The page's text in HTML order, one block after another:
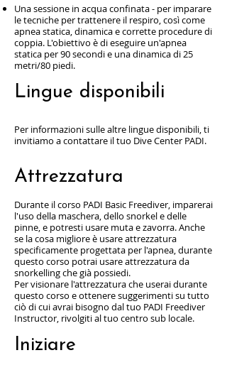
Una sessione in acqua confinata - per imparare
le tecniche per trattenere il respiro, così come
apnea statica, dinamica e corrette procedure di
coppia. L'obiettivo è di eseguire un'apnea
statica per 90 secondi e una dinamica di 25
metri/80 piedi.
Lingue disponibili
Per informazioni sulle altre lingue disponibili, ti
invitiamo a contattare il tuo Dive Center PADI.
Attrezzatura
Durante il corso PADI Basic Freediver, imparerai
l'uso della maschera, dello snorkel e delle
pinne, e potresti usare muta e zavorra. Anche
se la cosa migliore è usare attrezzatura
specificamente progettata per l'apnea, durante
questo corso potrai usare attrezzatura da
snorkelling che già possiedi.
Per visionare l'attrezzatura che userai durante
questo corso e ottenere suggerimenti su tutto
ciò di cui avrai bisogno dal tuo PADI Freediver
Instructor, rivolgiti al tuo centro sub locale.
Iniziare